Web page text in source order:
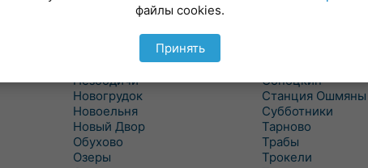
Можейково
Мосты Правые
Незбодичи
Новогрудок
Новоельня
Новый Двор
Обухово
Озеры
Скрибовцы
Сопоцкин
Станция Ошмяны
Субботники
Тарново
Трабы
Трокели
файлы cookies.
Принять